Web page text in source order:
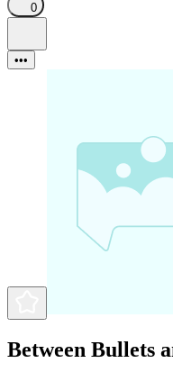
0
•••
Between Bullets